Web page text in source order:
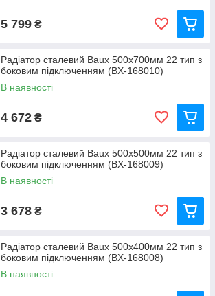
5 799 ₴
Радіатор сталевий Baux 500х700мм 22 тип з
боковим підключенням (BX-168010)
В наявності
4 672 ₴
Радіатор сталевий Baux 500х500мм 22 тип з
боковим підключенням (BX-168009)
В наявності
3 678 ₴
Радіатор сталевий Baux 500х400мм 22 тип з
боковим підключенням (BX-168008)
В наявності